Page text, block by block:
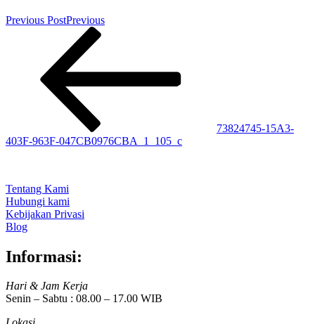
Previous PostPrevious
73824745-15A3-
403F-963F-047CB0976CBA_1_105_c
Tentang Kami
Hubungi kami
Kebijakan Privasi
Blog
Informasi:
Hari & Jam Kerja
Senin – Sabtu : 08.00 – 17.00 WIB